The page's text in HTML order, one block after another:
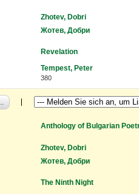
Zhotev, Dobri
Жотев, Добри
Revelation
Tempest, Peter
380
Anthology of Bulgarian
Zhotev, Dobri
Жотев, Добри
The Ninth Night